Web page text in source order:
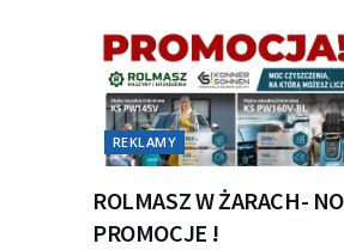
REKLAMY
ROLMASZ W ŻARACH-
PROMOCJE !